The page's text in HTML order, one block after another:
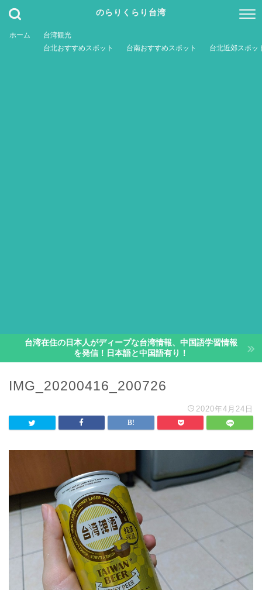
のらりくらり台湾
ホーム
台湾観光
台北おすすめスポット
台南おすすめスポット 台北近郊スポッ
台湾在住の日本人がディープな台湾情報、中国語学習情報
を発信！日本語と中国語有り！
IMG_20200416_200726
2020年4月24日